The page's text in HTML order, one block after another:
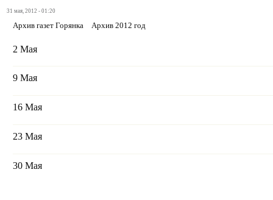
31 мая, 2012 - 01:20
Архив газет Горянка Архив 2012 год
2 Мая
9 Мая
16 Мая
23 Мая
30 Мая